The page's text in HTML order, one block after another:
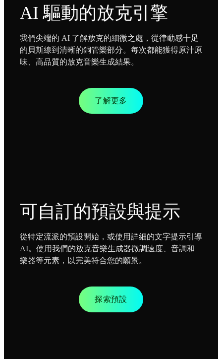
AI 驅動的放克引擎
我們尖端的 AI 了解放克的細微之處，從律動感十足
的貝斯線到清晰的銅管樂部分。每次都能獲得原汁原
味、高品質的放克音樂生成結果。
了解更多
可自訂的預設與提示
從特定流派的預設開始，或使用詳細的文字提示引導
AI。使用我們的放克音樂生成器微調速度、音調和
樂器等元素，以完美符合您的願景。
探索預設